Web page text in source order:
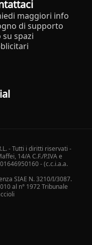
maggiori info
di supporto
spazi
- Tutti i diritti riservati -
14/A C.F./P.IVA e
- (c.c.i.a.a.
SIAE N. 3210/I/3087.
al n° 1972 Tribunale